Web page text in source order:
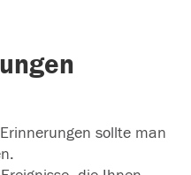
sollte man